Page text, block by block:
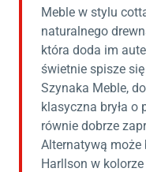
Meble w stylu
naturalnego
która doda im
świetnie spisze
Szynaka Meble,
klasyczna bryła o
równie dobrze
Alternatywą może
Harllson w